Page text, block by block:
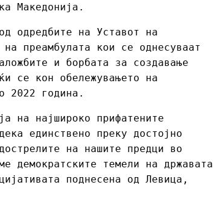
Македонија.
одредбите на Уставот на
преамбулата кои се однесуваат
и борбата за создавање
се кон обележувањето на
2022 година.
на најшироко прифатените
единствено преку достојно
на нашите предци во
демократските темели на државата
поднесена од Левица,